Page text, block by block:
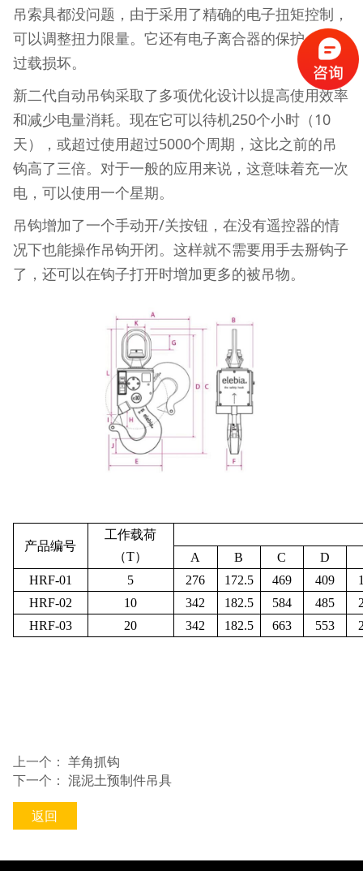
吊索具都没问题，由于采用了精确的电子扭矩控制，
可以调整扭力限量。它还有电子离合器的保护，防止
过载损坏。
新二代自动吊钩采取了多项优化设计以提高使用效率
和减少电量消耗。现在它可以待机250个小时（10
天），或超过使用超过5000个周期，这比之前的吊
钩高了三倍。对于一般的应用来说，这意味着充一次
电，可以使用一个星期。
吊钩增加了一个手动开/关按钮，在没有遥控器的情
况下也能操作吊钩开闭。这样就不需要用手去掰钩子
了，还可以在钩子打开时增加更多的被吊物。
产品编号
工作载荷
（T） A B C
D
HRF-01
5 276 172.5 469 409
HRF-02
10 342 182.5 584 485
HRF-03
20 342 182.5 663 553
上一个： 羊角抓钩
下一个： 混泥土预制件吊具
返回